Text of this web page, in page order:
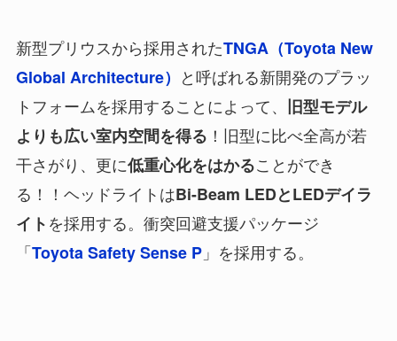
新型プリウスから採用されたTNGA（Toyota New
Global Architecture） と呼ばれる新開発のプラッ
トフォームを採用することによって、 旧型モデル
よりも広い室内空間を得る ！旧型に比べ全高が若
干さがり、更に低重心化をはかることができ
る！！ヘッドライトはBi-Beam LEDとLEDデイラ
イトを採用する。衝突回避支援パッケージ
「Toyota Safety Sense P」を採用する。